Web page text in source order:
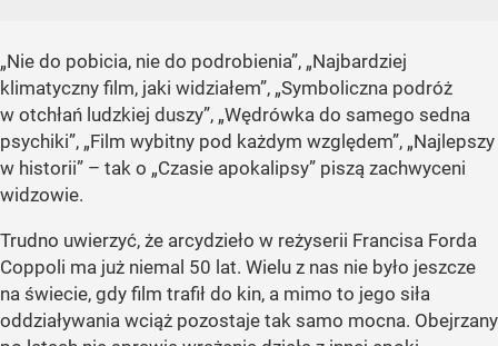
„Nie do pobicia, nie do podrobienia”, „Najbardziej
klimatyczny film, jaki widziałem”, „Symboliczna podróż
w otchłań ludzkiej duszy”, „Wędrówka do samego sedna
psychiki”, „Film wybitny pod każdym względem”, „Najlepszy
w historii” – tak o „Czasie apokalipsy” piszą zachwyceni
widzowie.
Trudno uwierzyć, że arcydzieło w reżyserii Francisa Forda
Coppoli ma już niemal 50 lat. Wielu z nas nie było jeszcze
na świecie, gdy film trafił do kin, a mimo to jego siła
oddziaływania wciąż pozostaje tak samo mocna. Obejrzany